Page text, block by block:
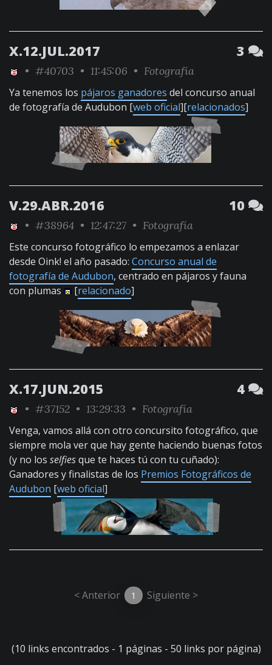
X.12.JUL.2017 3
• #40703 • 11:45:06 • Fotografía
Ya tenemos los pájaros ganadores del concurso anual
de fotografía de Audubon [web oficial][relacionados]
V.29.ABR.2016 10
• #38964 • 12:47:27 • Fotografía
Este concurso fotográfico lo empezamos a enlazar
desde Oink! el año pasado: Concurso anual de
fotografía de Audubon, centrado en pájaros y fauna
con plumas
[relacionado]
X.17.JUN.2015 4
• #37152 • 13:29:33 • Fotografía
Venga, vamos allá con otro concursito fotográfico, que
siempre mola ver que hay gente haciendo buenas fotos
(y no los selfiesque te haces tú con tu cuñado):
Ganadores y finalistas de los Premios Fotográficos de
Audubon [web oficial]
< Anterior 1 Siguiente >
(10 links encontrados - 1 páginas - 50 links por página)